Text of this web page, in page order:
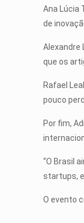
Ana Lúcia
de
Alexandre
que os
Rafael
pouco
Por fim,
“O Brasil
startups,
O evento